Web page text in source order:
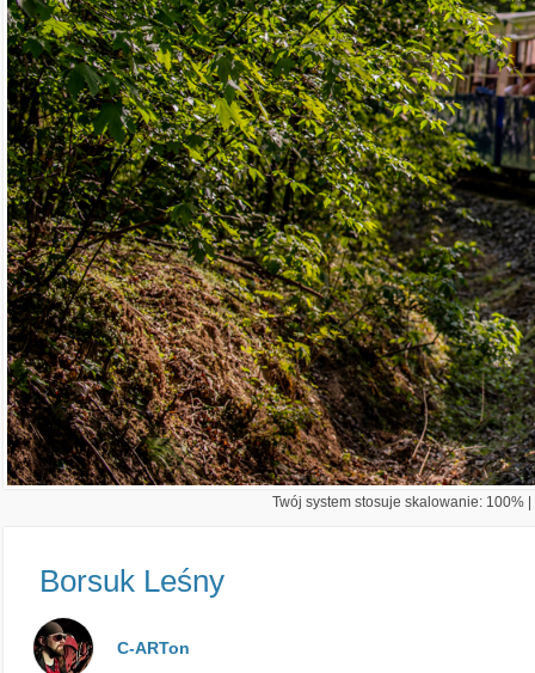
Twój system stosuje skalowanie: 100%
Borsuk Leśny
C-ARTon